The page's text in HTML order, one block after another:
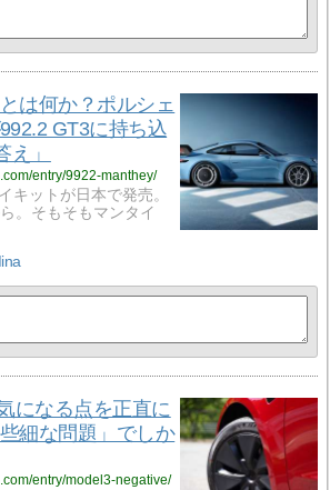
は何か？ポルシェ
GT3に持ち込
」
entry/9922-manthey/
キットが日本で発売。
。そもそもマンタイ
になる点を正直に
細な問題」でしか
entry/model3-negative/